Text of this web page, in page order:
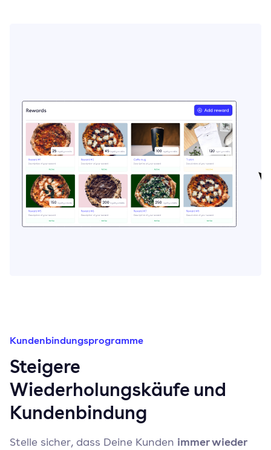
Kundenbindungsprogramme
Steigere
Wiederholungskäufe und
Kundenbindung
Stelle sicher, dass Deine Kunden immer wieder